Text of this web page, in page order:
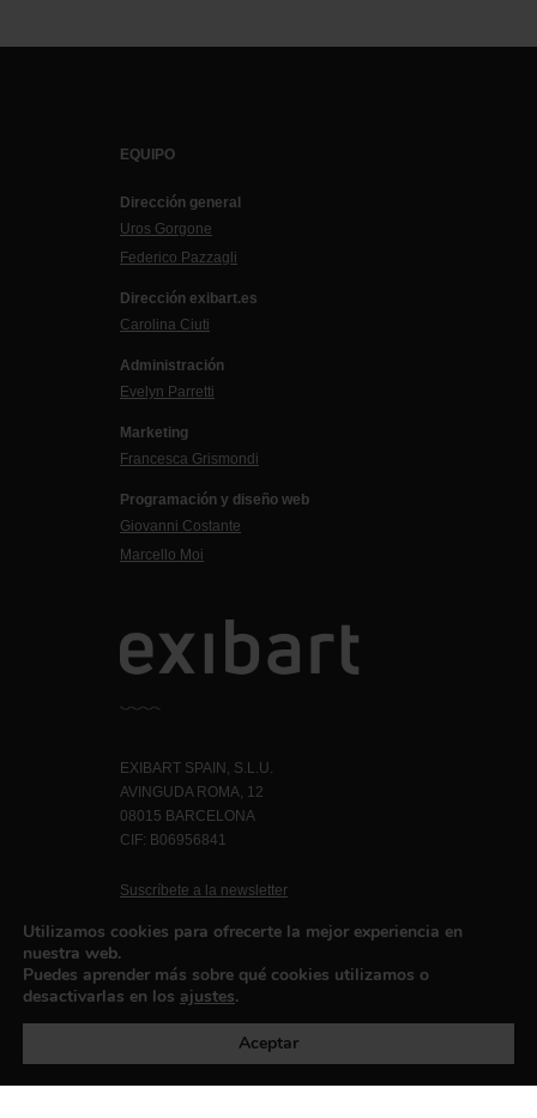
EQUIPO
Dirección general
Uros Gorgone
Federico Pazzagli
Dirección exibart.es
Carolina Ciuti
Administración
Evelyn Parretti
Marketing
Francesca Grismondi
Programación y diseño web
Giovanni Costante
Marcello Moi
EXIBART SPAIN, S.L.U.
AVINGUDA ROMA, 12
08015 BARCELONA
CIF: B06956841
Suscríbete a la newsletter
Política de privacidad
Utilizamos cookies para ofrecerte la mejor experiencia en
nuestra web.
Puedes aprender más sobre qué cookies utilizamos o
desactivarlas en los ajustes.
Aceptar